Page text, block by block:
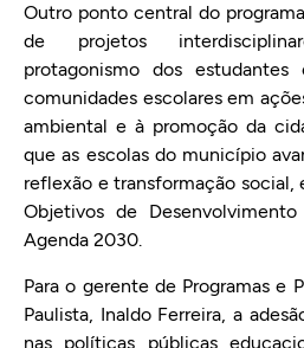
Outro ponto central do
de projetos
protagonismo dos
comunidades escolares em
ambiental e à promoção da
que as escolas do município
reflexão e transformação social,
Objetivos de
Agenda 2030.
Para o gerente de Programas e
Paulista, Inaldo Ferreira, a
nas políticas públicas